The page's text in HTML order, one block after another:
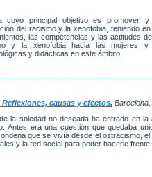
cuyo principal objetivo es promover
del racismo y la xenofobia, teniendo
las competencias y las actitudes
y la xenofobia hacia las mujeres y
y didácticas en este ámbito.
causas y efectos.
la soledad no deseada ha entrado en la
Antes era una cuestión que quedaba
que se vivía desde el ostracismo,
y la red social para poder hacerle frente.